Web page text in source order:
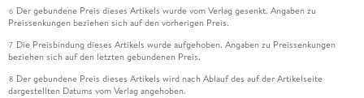
6 Der gebundene Preis dieses Artikels wurde vom Verlag gesenkt. Angaben zu
Preissenkungen beziehen sich auf den vorherigen Preis.
7 Die Preisbindung dieses Artikels wurde aufgehoben. Angaben zu Preissenkungen
beziehen sich auf den letzten gebundenen Preis.
8 Der gebundene Preis dieses Artikels wird nach Ablauf des auf der Artikelseite
dargestellten Datums vom Verlag angehoben.